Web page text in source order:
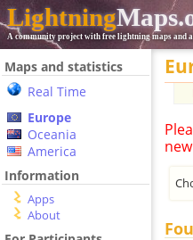
Lightning
A community project with free lightning maps and
Maps and statistics
Real Time
Europe
Oceania
America
Information
Apps
About